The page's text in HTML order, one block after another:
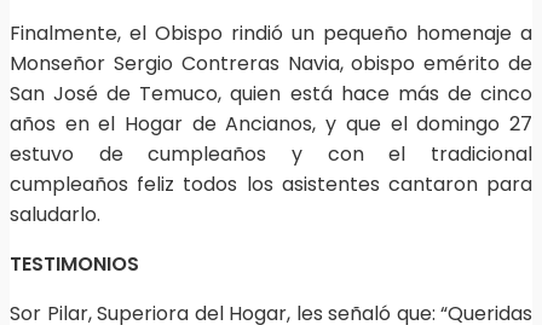
Finalmente, el Obispo rindió un pequeño homenaje a
Monseñor Sergio Contreras Navia, obispo emérito de
San José de Temuco, quien está hace más de cinco
años en el Hogar de Ancianos, y que el domingo 27
estuvo de cumpleaños y con el tradicional
cumpleaños feliz todos los asistentes cantaron para
saludarlo.
TESTIMONIOS
Sor Pilar, Superiora del Hogar, les señaló que: “Queridas